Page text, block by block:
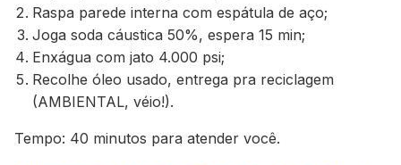
Raspa parede interna com espátula de aço;
Joga soda cáustica 50%, espera 15 min;
Enxágua com jato 4.000 psi;
Recolhe óleo usado, entrega pra reciclagem
(AMBIENTAL, véio!).
Tempo: 40 minutos para atender você.